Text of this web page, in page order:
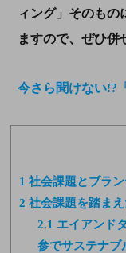
ィング」そのもの
ますので、ぜひ併
今さら聞けない!?
1 社会課題とブラ
2 社会課題を踏ま
2.1 エイアンド
参でサステナブ